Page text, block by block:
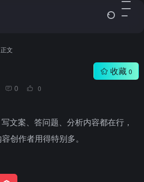
正文
0 0
收藏 0
文案、答问题、分析内容都在行，
创作者用得特别多。